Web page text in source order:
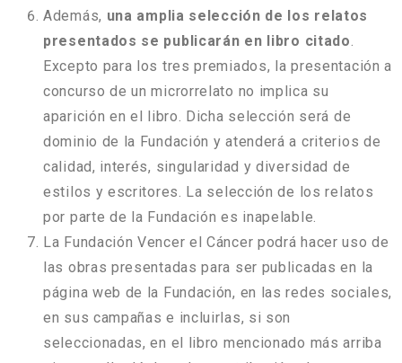
Además, una amplia selección de los relatos
presentados se publicarán en libro citado
Excepto para los tres premiados, la presentación a
concurso de un microrrelato no implica su
aparición en el libro. Dicha selección será de
dominio de la Fundación y atenderá a criterios de
calidad, interés, singularidad y diversidad de
estilos y escritores. La selección de los relatos
por parte de la Fundación es inapelable.
La Fundación Vencer el Cáncer podrá hacer uso de
las obras presentadas para ser publicadas en la
página web de la Fundación, en las redes sociales,
en sus campañas e incluirlas, si son
seleccionadas, en el libro mencionado más arriba